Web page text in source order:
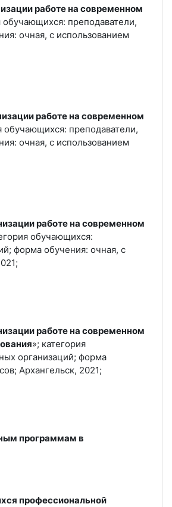
работе на современном
обучающихся: преподаватели,
очная, с использованием
работе на современном
обучающихся: преподаватели,
очная, с использованием
работе на современном
обучающихся:
форма обучения: очная, с
работе на современном
»; категория
организаций; форма
Архангельск, 2021;
программам в
профессиональной